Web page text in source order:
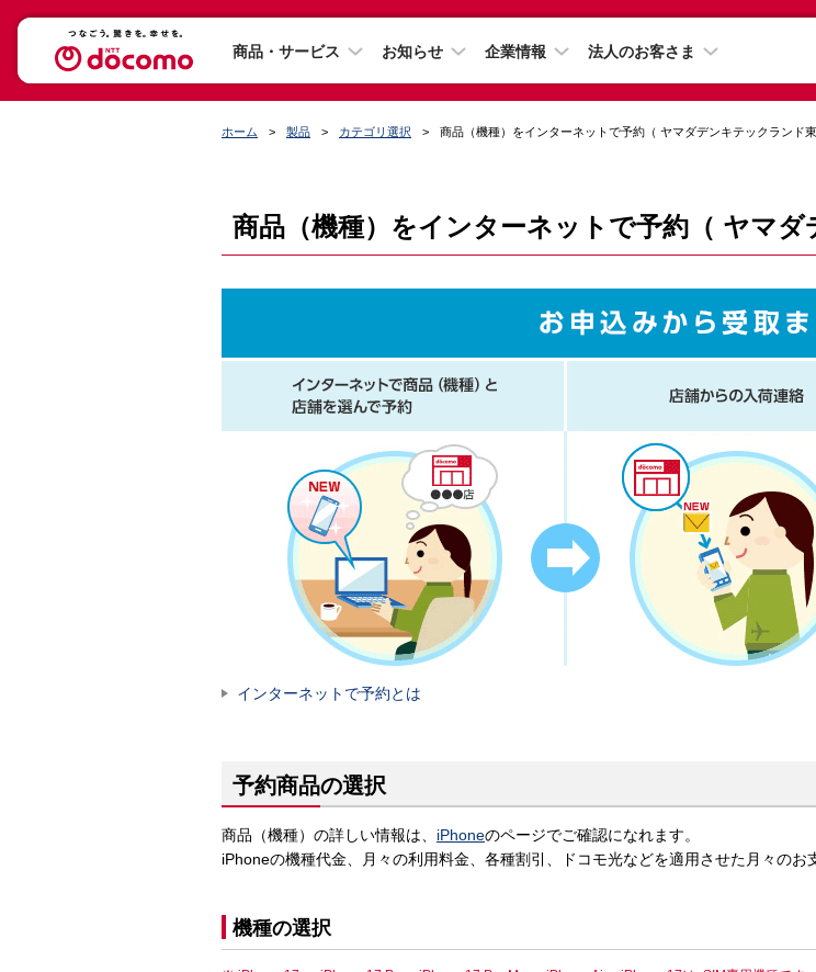
商品・サービス お知らせ 企業情報 法人のお客さま
ホーム 製品 カテゴリ選択 商品（機種）をインターネットで予約（ ヤマダデンキテックランド東
商品（機種）をインターネットで予約（ ヤマダ
インターネットで予約とは
予約商品の選択
商品（機種）の詳しい情報は、 iPhoneのページでご確認になれます。
iPhoneの機種代金、月々の利用料金、各種割引、ドコモ光などを適用させた月々のお
機種の選択